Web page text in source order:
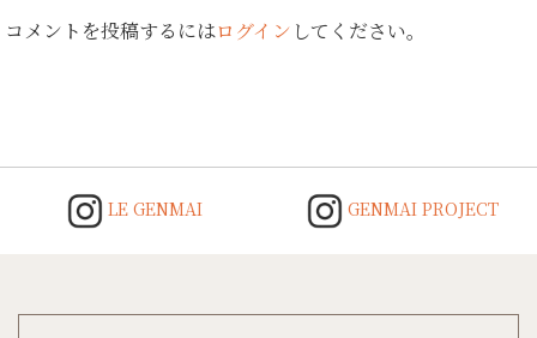
コメントを投稿するにはログイン してください。
LE GENMAI GENMAI PROJECT